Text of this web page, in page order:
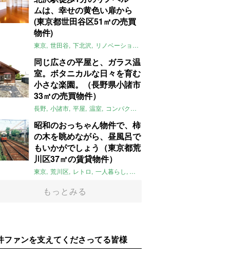
ムは、幸せの黄色い扉から
(東京都世田谷区51㎡の売買
物件)
東京 世田谷 下北沢 リノベーション
同じ広さの平屋と、ガラス温
室。ボタニカルな日々を育む
小さな楽園。（長野県小諸市
33㎡の売買物件）
長野 小諸市 平屋 温室 コンパクト
昭和のおっちゃん物件で、柿
の木を眺めながら、昼風呂で
もいかがでしょう（東京都荒
川区37㎡の賃貸物件）
東京 荒川区 レトロ 一人暮らし タイル
もっとみる
ファンを支えてくださってる皆様